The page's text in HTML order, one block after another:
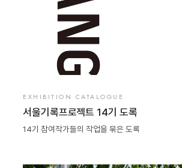
EXHIBITION CATALOGUE
서울기록프로젝트 14기 도록
14기 참여작가들의 작업을 묶은 도록